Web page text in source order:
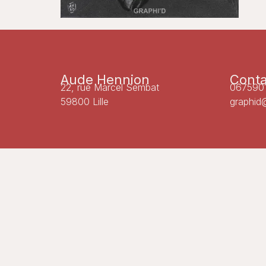
Aude Hennion
22, rue Marcel Sembat
59800 Lille